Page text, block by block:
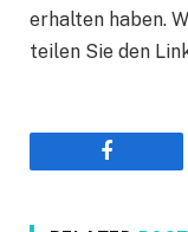
erhalten haben.
teilen Sie den
Facebook